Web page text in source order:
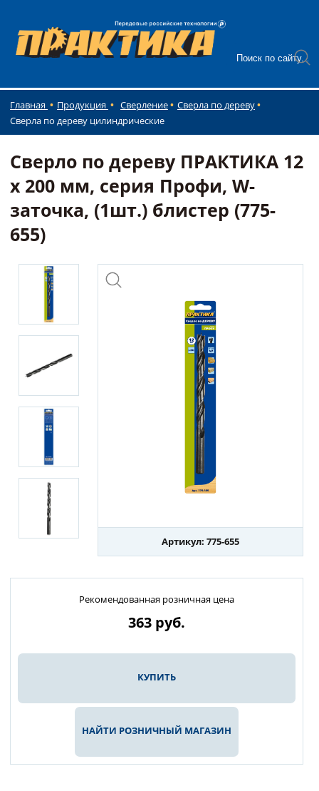
Главная Продукция Сверление
Сверла по дереву
Сверла по дереву цилиндрические
Сверло по дереву ПРАКТИКА 12
х 200 мм, серия Профи, W-
заточка, (1шт.) блистер (775-
655)
Артикул: 775-655
Рекомендованная розничная цена
363 руб.
КУПИТЬ
НАЙТИ РОЗНИЧНЫЙ МАГАЗИН